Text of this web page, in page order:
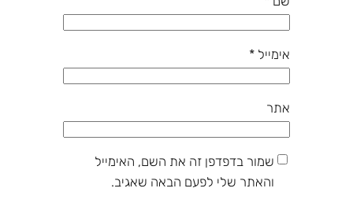
אימייל *
אתר
שמור בדפדפן זה את השם, האימייל
והאתר שלי לפעם הבאה שאגיב.